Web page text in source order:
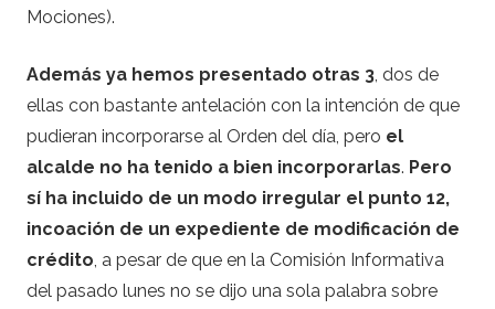
Mociones).
Además ya hemos presentado otras 3, dos de
ellas con bastante antelación con la intención de que
pudieran incorporarse al Orden del día, pero el
alcalde no ha tenido a bien incorporarlas. Pero
sí ha incluido de un modo irregular el punto 12,
incoación de un expediente de modificación de
crédito, a pesar de que en la Comisión Informativa
del pasado lunes no se dijo una sola palabra sobre